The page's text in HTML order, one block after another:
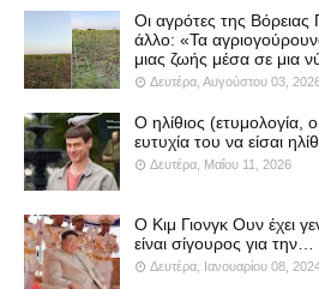
Οι αγρότες της Βόρειας
άλλο: «Τα
μιας ζωής μέσα σε μια
Δευτέρα, Αυγούστου 03,
Ο ηλίθιος (ετυμολογία,
ευτυχία του να είσαι
Δευτέρα, Μαΐου 11, 2026
Ο Κιμ Γιονγκ Ουν έχει
είναι σίγουρος για την…
Δευτέρα, Ιανουαρίου 08,